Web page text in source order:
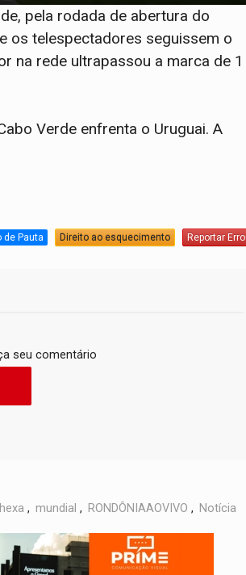
pela rodada de abertura do
os telespectadores seguissem o
na rede ultrapassou a marca de 1
Verde enfrenta o Uruguai. A
de Pauta Direito ao esquecimento Reportar Erro
seu comentário
hexa , mundial , RONDÔNIAAOVIVO , Notícia